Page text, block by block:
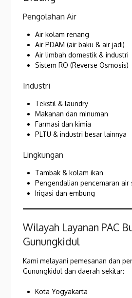
Pengolahan Air
Air kolam renang
Air PDAM (air baku & air jadi)
Air limbah domestik & industri
Sistem RO (Reverse Osmosis)
Industri
Tekstil & laundry
Makanan dan minuman
Farmasi dan kimia
PLTU & industri besar lainnya
Lingkungan
Tambak & kolam ikan
Pengendalian pencemaran air
Irigasi dan embung
Wilayah Layanan PAC
Gunungkidul
Kami melayani pemesanan dan
Gunungkidul dan daerah sekitar:
Kota Yogyakarta